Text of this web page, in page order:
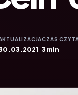
CZAS
3 min